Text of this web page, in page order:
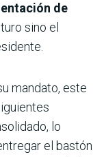
de
sino el
mandato, este
lo
el bastón